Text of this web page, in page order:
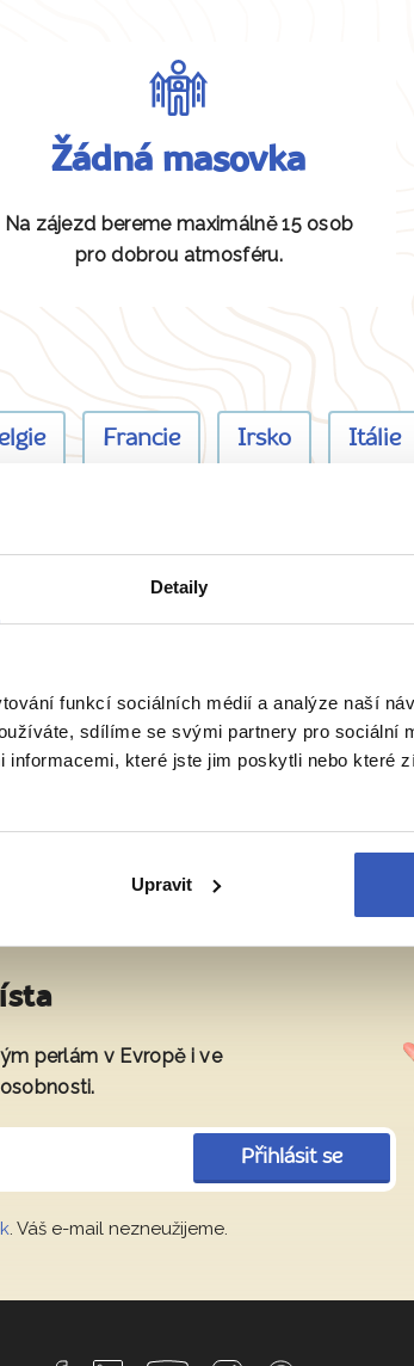
Detaily
funkcí sociálních médií a analýze naší
sdílíme se svými partnery pro sociální
informacemi, které jste jim poskytli nebo které
Upravit
Žádná masovka
Na zájezd bereme maximálně 15 osob
pro dobrou atmosféru.
Francie Irsko Itálie
majitele?
perlám v Evropě i ve
Přihlásit se
. Váš e-mail nezneužijeme.